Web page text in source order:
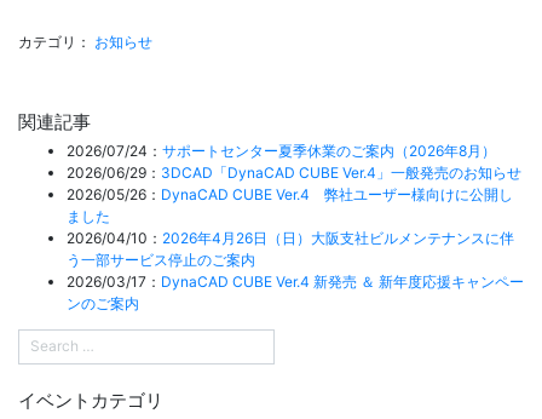
カテゴリ： お知らせ
関連記事
2026/07/24： サポートセンター夏季休業のご案内（2026年8月）
2026/06/29： 3DCAD「DynaCAD CUBE Ver.4」一般発売のお知らせ
2026/05/26： DynaCAD CUBE Ver.4 弊社ユーザー様向けに公開し
ました
2026/04/10： 2026年4月26日（日）大阪支社ビルメンテナンスに伴
う一部サービス停止のご案内
2026/03/17： DynaCAD CUBE Ver.4 新発売 ＆ 新年度応援キャンペー
ンのご案内
イベントカテゴリ